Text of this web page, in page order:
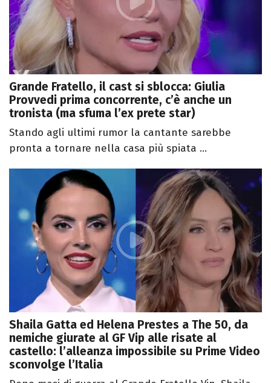
Grande Fratello, il cast si sblocca: Giulia
Provvedi prima concorrente, c’è anche un
tronista (ma sfuma l’ex prete star)
Stando agli ultimi rumor la cantante sarebbe
pronta a tornare nella casa più spiata ...
Shaila Gatta ed Helena Prestes a The 50, da
nemiche giurate al GF Vip alle risate al
castello: l’alleanza impossibile su Prime Video
sconvolge l’Italia